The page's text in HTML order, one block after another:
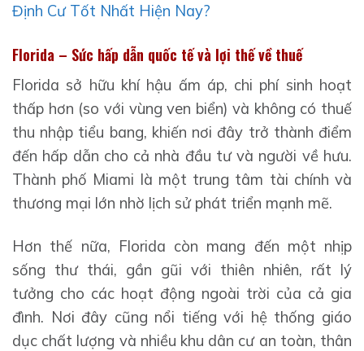
Định Cư Tốt Nhất Hiện Nay?
Florida – Sức hấp dẫn quốc tế và lợi thế về thuế
Florida sở hữu khí hậu ấm áp, chi phí sinh hoạt
thấp hơn (so với vùng ven biển) và không có thuế
thu nhập tiểu bang, khiến nơi đây trở thành điểm
đến hấp dẫn cho cả nhà đầu tư và người về hưu.
Thành phố Miami là một trung tâm tài chính và
thương mại lớn nhờ lịch sử phát triển mạnh mẽ.
Hơn thế nữa, Florida còn mang đến một nhịp
sống thư thái, gần gũi với thiên nhiên, rất lý
tưởng cho các hoạt động ngoài trời của cả gia
đình. Nơi đây cũng nổi tiếng với hệ thống giáo
dục chất lượng và nhiều khu dân cư an toàn, thân